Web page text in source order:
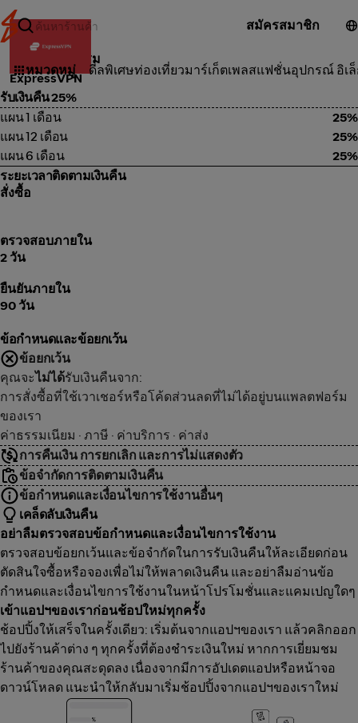
สมัครสมาชิก
หมวดหมู่ ดีลพิเศษท่องเที่ยวมาร์เก็ตเพลสแฟชั่นอุปกรณ์ อิเ
บริการ ซ่อมแซม
ExpressVPN
รับเงินคืน 25%
แผน 1 เดือน
25%
แผน 12 เดือน
25%
แผน 6 เดือน
25%
ระยะเวลาติดตามเงินคืน
สั่งซื้อ
ตรวจสอบภายใน
2 วัน
ยืนยันภายใน
90 วัน
ข้อกำหนดและข้อยกเว้น
ข้อยกเว้น
คุณจะไม่ได้รับเงินคืนจาก:
การสั่งซื้อที่ใช้เวาเชอร์หรือโค้ดส่วนลดที่ไม่ได้อยู่บนแพลตฟอร์ม
ของเรา
ค่าธรรมเนียม · ภาษี · ค่าบริการ · ค่าส่ง
การคืนเงิน การยกเลิก และการไม่แสดงตัว
ข้อจำกัดการติดตามเงินคืน
ข้อกำหนดและเงื่อนไขการใช้งานอื่นๆ
เคล็ดลับเงินคืน
อย่าลืมตรวจสอบข้อกำหนดและเงื่อนไขการใช้งาน
ตรวจสอบข้อยกเว้นและข้อจำกัดในการรับเงินคืนให้ละเอียดก่อน
ตัดสินใจซื้อหรือจองเพื่อไม่ให้พลาดเงินคืน และอย่าลืมอ่านข้อ
กำหนดและเงื่อนไขการใช้งานในหน้าโปรโมชั่นและแคมเปญใดๆ
เข้าแอปฯของเราก่อนช้อปใหม่ทุกครั้ง
ช้อปปิ้งให้เสร็จในครั้งเดียว: เริ่มต้นจากแอปฯของเรา แล้วคลิกออก
ไปยังร้านค้าต่าง ๆ ทุกครั้งที่ต้องชำระเงินใหม่ หากการเยี่ยมชม
ร้านค้าของคุณสะดุดลง เนื่องจากมีการอัปเดตแอปหรือหน้าจอ
ดาวน์โหลด แนะนำให้กลับมาเริ่มช้อปปิ้งจากแอปฯของเราใหม่